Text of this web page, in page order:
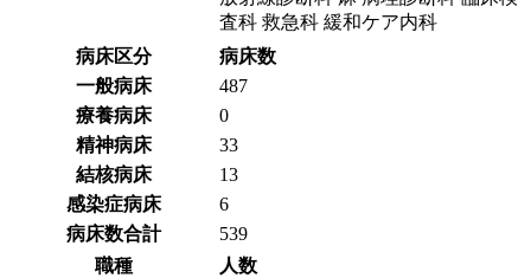
査科 救急科 緩和ケア内科
病床区分
病床数
一般病床
487
療養病床
0
精神病床
33
結核病床
13
感染症病床
6
病床数合計
539
職種
人数